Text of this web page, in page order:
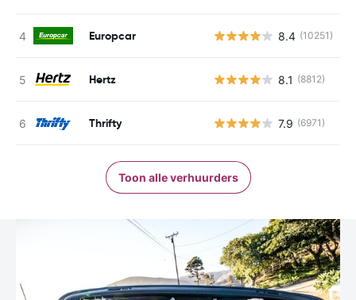
Europcar 8.4 (10251)
Hertz 8.1 (8812)
Thrifty 7.9 (6971)
Toon alle verhuurders